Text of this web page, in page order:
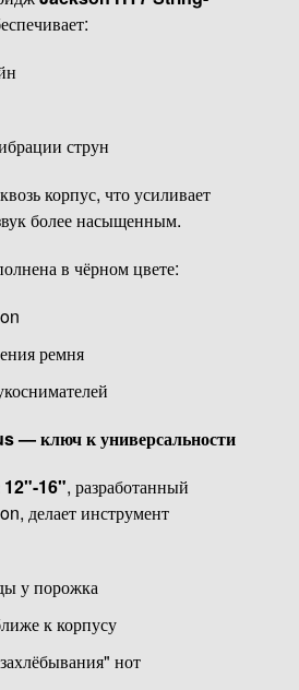
струн
корпус, что усиливает
более насыщенным.
в чёрном цвете:
ремня
— ключ к универсальности
12"-16", разработанный
делает инструмент
у порожка
к корпусу
нот